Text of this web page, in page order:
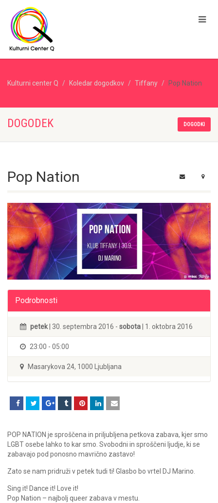
Kulturni center Q Koledar dogodkov Tiffany Pop Nation
DOGODEK DOGODKI
Pop Nation
Podrobnosti
petek | 30. septembra 2016 - sobota | 1. oktobra 2016
23:00 - 05:00
Masarykova 24, 1000 Ljubljana
POP NATION je sproščena in priljubljena petkova zabava, kjer smo
LGBT osebe lahko to kar smo. Svobodni in sproščeni ljudje, ki se
zabavajo pod ponosno mavrično zastavo!
Zato se nam pridruži v petek tudi ti! Glasbo bo vrtel DJ Marino.
Sing it! Dance it! Love it!
Pop Nation – najbolj queer zabava v mestu.